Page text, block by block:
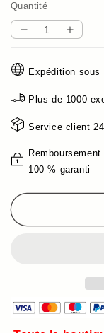
Quantité
Réduire
quantité
Rouleaux
plastique
cheveux
Expédition sous
Plus de 1000
Service client
100 % garanti